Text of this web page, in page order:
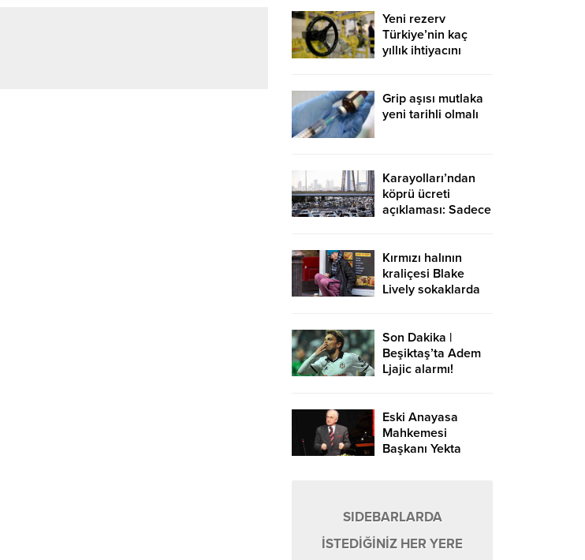
Yeni rezerv
Türkiye’nin kaç
yıllık ihtiyacını
Grip aşısı mutlaka
yeni tarihli olmalı
Karayolları’ndan
köprü ücreti
açıklaması: Sadece
geçişlerde ücret
alınır
Kırmızı halının
kraliçesi Blake
Lively sokaklarda
Son Dakika |
Beşiktaş’ta Adem
Ljajic alarmı!
Eski Anayasa
Mahkemesi
Başkanı Yekta
böyle kararlar
SIDEBARLARDA
İSTEDİĞİNİZ HER YERE